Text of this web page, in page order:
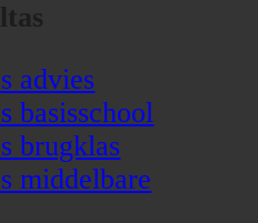
advies
basisschool
brugklas
middelbare